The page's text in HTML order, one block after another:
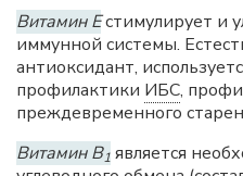
Витамин Естимулирует и
иммунной системы.
антиоксидант,
профилактики ИБС,
преждевременного
Витамин В1 является